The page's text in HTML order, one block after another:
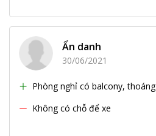
Ẩn danh
30/06/2021
Phòng nghỉ có balcony, thoáng
Không có chỗ để xe